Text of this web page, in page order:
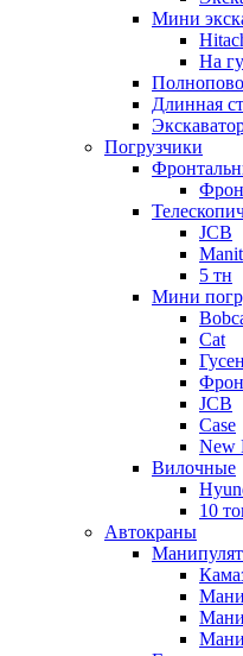
Мини
На
Длинная
Погрузчики
JCB
5 тн
Мини
Cat
JCB
Case
New
Вилочные
10
Автокраны